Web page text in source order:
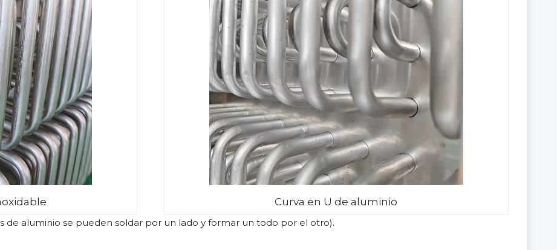
Curva en U de aluminio
de aluminio se pueden soldar por un lado y formar un todo por el otro).